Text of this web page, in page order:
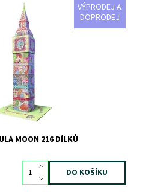
VÝPRODEJ A
DOPRODEJ
Moon
MOON 216 DÍLKŮ